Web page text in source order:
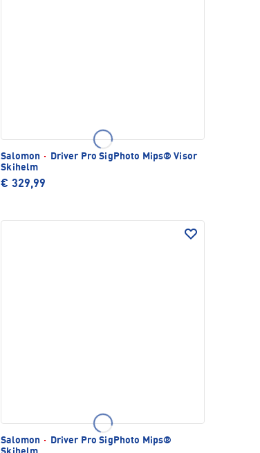
Salomon ·
Driver Pro SigPhoto Mips® Visor
Skihelm
€ 329,99
Salomon ·
Driver Pro SigPhoto Mips®